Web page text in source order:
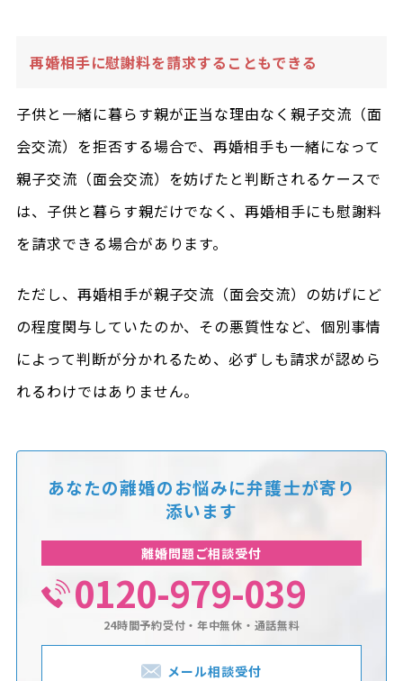
再婚相手に慰謝料を請求することもできる
子供と一緒に暮らす親が正当な理由なく親子交流（面
会交流）を拒否する場合で、再婚相手も一緒になって
親子交流（面会交流）を妨げたと判断されるケースで
は、子供と暮らす親だけでなく、再婚相手にも慰謝料
を請求できる場合があります。
ただし、再婚相手が親子交流（面会交流）の妨げにど
の程度関与していたのか、その悪質性など、個別事情
によって判断が分かれるため、必ずしも請求が認めら
れるわけではありません。
あなたの離婚のお悩みに弁護士が寄り
添います
離婚問題ご相談受付
0120-979-039
24時間予約受付・年中無休・通話無料
メール相談受付